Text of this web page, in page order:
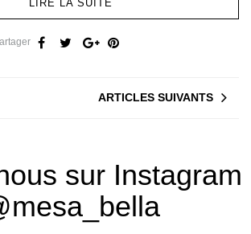
LIRE LA SUITE
ARTICLES SUIVANTS
sur Instagram